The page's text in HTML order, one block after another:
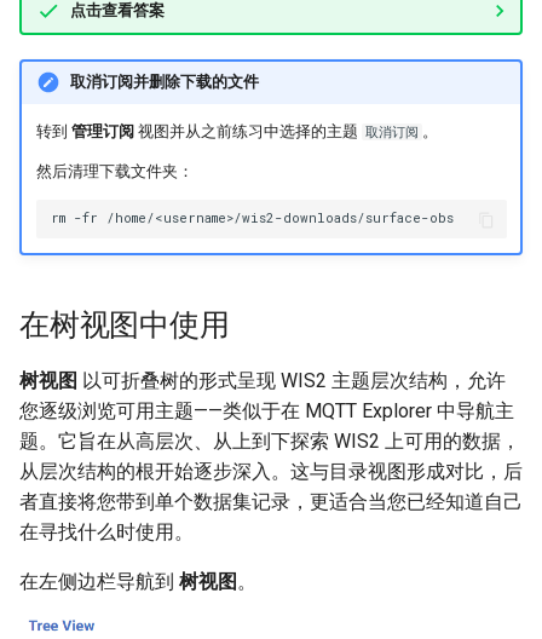
点击查看答案
取消订阅并删除下载的文件
转到 管理订阅 视图并从之前练习中选择的主题 取消订阅 。
然后清理下载文件夹：
rm -fr
在树视图中使用
树视图 以可折叠树的形式呈现 WIS2 主题层次结构，允许
您逐级浏览可用主题——类似于在 MQTT Explorer 中导航主
题。它旨在从高层次、从上到下探索 WIS2 上可用的数据，
从层次结构的根开始逐步深入。这与目录视图形成对比，后
者直接将您带到单个数据集记录，更适合当您已经知道自己
在寻找什么时使用。
在左侧边栏导航到 树视图。